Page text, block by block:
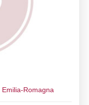
Emilia-Romagna